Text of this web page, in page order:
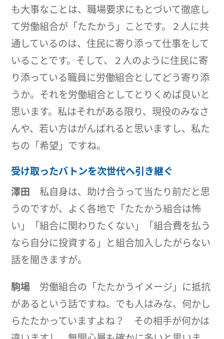
も大事なことは、職場要求にもとづいて徹底し
て労働組合が「たたかう」ことです。２人に共
通しているのは、住民に寄り添って仕事をして
いることです。そして、２人のように住民に寄
り添っている職員に労働組合としてどう寄り添
うか。それを労働組合としてとりくめば良いと
思います。私はそれがある限り、現役のみなさ
んや、若い方はがんばれると思いますし、私た
ちの「希望」ですね。
受け取ったバトンを次世代へ引き継ぐ
澤田 私自身は、助け合うって当たり前だと思
うのですが、よく各地で「たたかう組合は怖
い」「組合に関わりたくない」「組合費を払う
なら自分に投資する」と組合加入したがらない
話を聞きますが。
駒場 労働組合の「たたかうイメージ」に抵抗
があるという話ですね。でも人はみな、何かし
らたたかっていますよね？ その相手が何かは